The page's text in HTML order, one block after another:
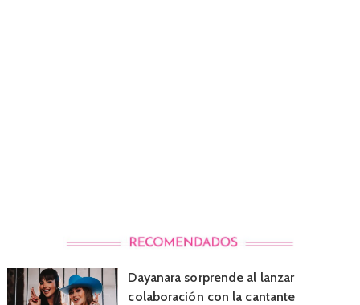
Dayanara sorprende al lanzar
colaboración con la cantante